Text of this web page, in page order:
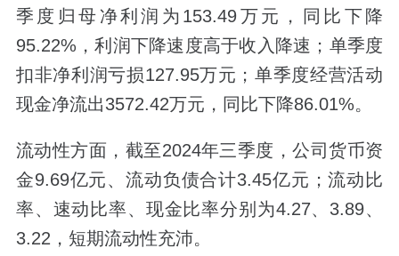
季度归母净利润为153.49万元，同比下降
95.22%，利润下降速度高于收入降速；单季度
扣非净利润亏损127.95万元；单季度经营活动
现金净流出3572.42万元，同比下降86.01%。
流动性方面，截至2024年三季度，公司货币资
金9.69亿元、流动负债合计3.45亿元；流动比
率、速动比率、现金比率分别为4.27、3.89、
3.22，短期流动性充沛。